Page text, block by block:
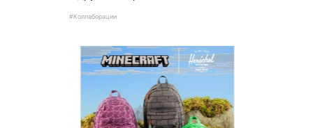
#Коллаборации